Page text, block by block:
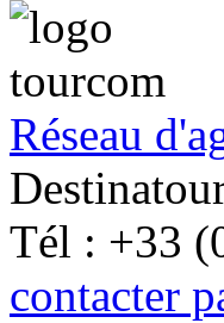
Réseau
Tél : +33
contacter